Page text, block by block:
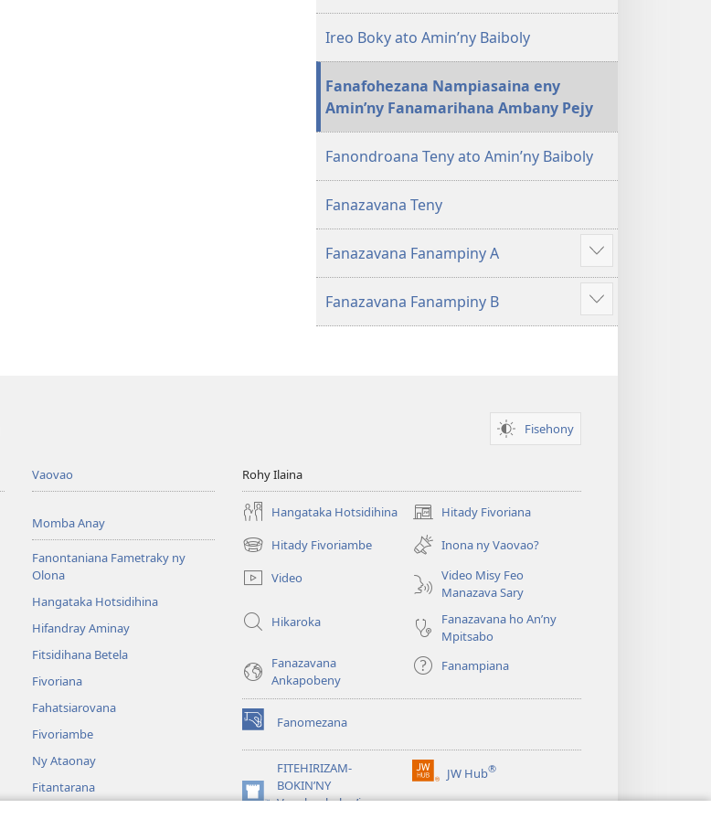
Ireo Boky ato Amin’ny Baiboly
Fanafohezana Nampiasaina eny
Amin’ny Fanamarihana Ambany Pejy
Fanondroana Teny ato Amin’ny Baiboly
Fanazavana Teny
Fanazavana Fanampiny A
Hijery
misimisy
kokoa
Fanazavana Fanampiny B
Hijery
misimisy
Fisehony
Vaovao
Momba Anay
Fanontaniana Fametraky ny
Olona
Hangataka Hotsidihina
Hifandray Aminay
Fitsidihana Betela
Fivoriana
Fahatsiarovana
Fivoriambe
Ny Ataonay
Fitantarana
Rohy Ilaina
Hangataka Hotsidihina Hitady Fivoriana
(manokatra
rohy)
Hitady Fivoriambe
(manokatra
rohy)
Inona ny Vaovao?
Video
Video Misy Feo
Manazava Sary
Hikaroka
Fanazavana ho An’ny
Mpitsabo
Fanazavana
Ankapobeny
Fanampiana
Fanomezana
(manokatra
rohy)
FITEHIRIZAM-
BOKIN’NY
Vavolombelon’i
(manokatra
JW Hub®
(manokatra
rohy)